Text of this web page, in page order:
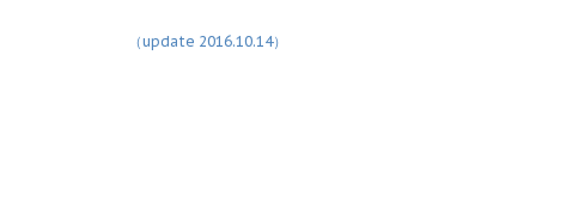
（update 2016.10.14）